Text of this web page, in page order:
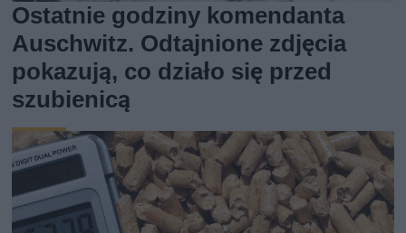
Ostatnie godziny komendanta
Auschwitz. Odtajnione zdjęcia
pokazują, co działo się przed
szubienicą